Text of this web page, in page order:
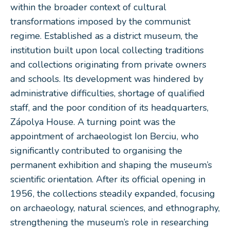
within the broader context of cultural
transformations imposed by the communist
regime. Established as a district museum, the
institution built upon local collecting traditions
and collections originating from private owners
and schools. Its development was hindered by
administrative difficulties, shortage of qualified
staff, and the poor condition of its headquarters,
Zápolya House. A turning point was the
appointment of archaeologist Ion Berciu, who
significantly contributed to organising the
permanent exhibition and shaping the museum’s
scientific orientation. After its official opening in
1956, the collections steadily expanded, focusing
on archaeology, natural sciences, and ethnography,
strengthening the museum’s role in researching